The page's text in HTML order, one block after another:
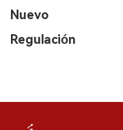
Nuevo
Regulación